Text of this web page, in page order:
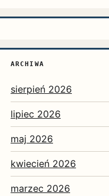
ARCHIWA
sierpień 2026
lipiec 2026
maj 2026
kwiecień 2026
marzec 2026